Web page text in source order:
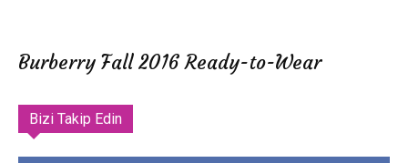
Burberry Fall 2016 Ready-to-Wear
Bizi Takip Edin